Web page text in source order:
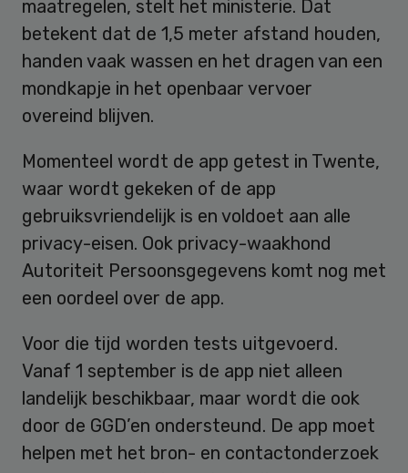
maatregelen, stelt het ministerie. Dat
betekent dat de 1,5 meter afstand houden,
handen vaak wassen en het dragen van een
mondkapje in het openbaar vervoer
overeind blijven.
Momenteel wordt de app getest in Twente,
waar wordt gekeken of de app
gebruiksvriendelijk is en voldoet aan alle
privacy-eisen. Ook privacy-waakhond
Autoriteit Persoonsgegevens komt nog met
een oordeel over de app.
Voor die tijd worden tests uitgevoerd.
Vanaf 1 september is de app niet alleen
landelijk beschikbaar, maar wordt die ook
door de GGD’en ondersteund. De app moet
helpen met het bron- en contactonderzoek